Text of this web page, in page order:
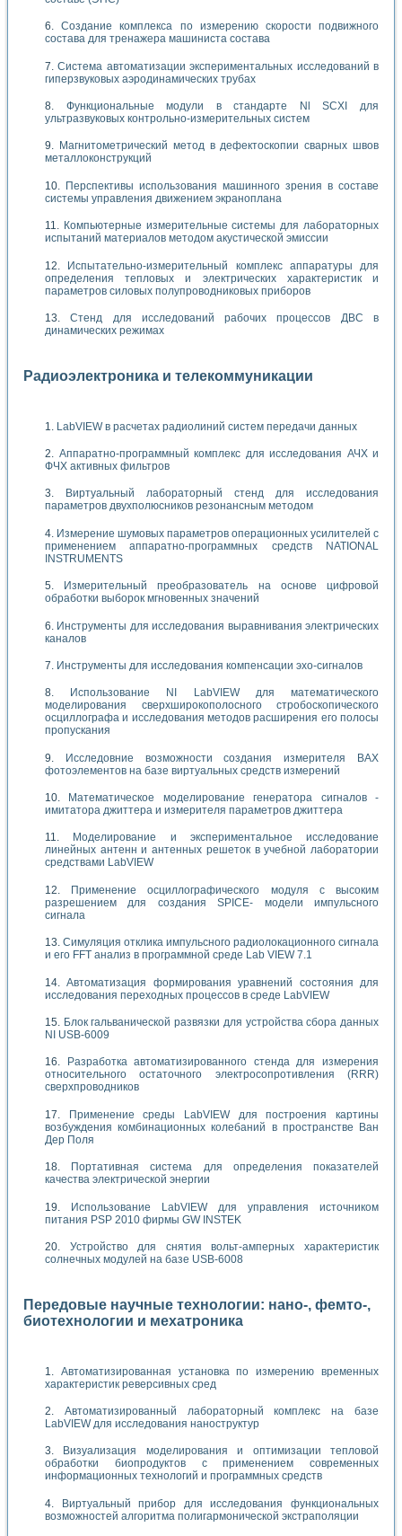
Создание комплекса по измерению скорости подвижного
состава для тренажера машиниста состава
Система автоматизации экспериментальных исследований в
гиперзвуковых аэродинамических трубах
Функциональные модули в стандарте Nl SCXI для
ультразвуковых контрольно-измерительных систем
Магнитометрический метод в дефектоскопии сварных швов
металлоконструкций
Перспективы использования машинного зрения в составе
системы управления движением экраноплана
Компьютерные измерительные системы для лабораторных
испытаний материалов методом акустической эмиссии
Испытательно-измерительный комплекс аппаратуры для
определения тепловых и электрических характеристик и
параметров силовых полупроводниковых приборов
Стенд для исследований рабочих процессов ДВС в
динамических режимах
Радиоэлектроника и телекоммуникации
LabVIEW в расчетах радиолиний систем передачи данных
Аппаратно-программный комплекс для исследования АЧХ и
ФЧХ активных фильтров
Виртуальный лабораторный стенд для исследования
параметров двухполюсников резонансным методом
Измерение шумовых параметров операционных усилителей с
применением аппаратно-программных средств NATIONAL
INSTRUMENTS
Измерительный преобразователь на основе цифровой
обработки выборок мгновенных значений
Инструменты для исследования выравнивания электрических
каналов
Инструменты для исследования компенсации эхо-сигналов
Использование NI LabVIEW для математического
моделирования сверхширокополосного стробоскопического
осциллографа и исследования методов расширения его полосы
пропускания
Исследовние возможности создания измерителя ВАХ
фотоэлементов на базе виртуальных средств измерений
Математическое моделирование генератора сигналов -
имитатора джиттера и измерителя параметров джиттера
Моделирование и экспериментальное исследование
линейных антенн и антенных решеток в учебной лаборатории
средствами LabVIEW
Применение осциллографического модуля с высоким
разрешением для создания SPICE- модели импульсного
сигнала
Симуляция отклика импульсного радиолокационного сигнала
и его FFT анализ в программной среде Lab VIEW 7.1
Автоматизация формирования уравнений состояния для
исследования переходных процессов в среде LabVIEW
Блок гальванической развязки для устройства сбора данных
NI USB-6009
Разработка автоматизированного стенда для измерения
относительного остаточного электросопротивления (RRR)
сверхпроводников
Применение среды LabVIEW для построения картины
возбуждения комбинационных колебаний в пространстве Ван
Дер Поля
Портативная система для определения показателей
качества электрической энергии
Использование LabVIEW для управления источником
питания PSP 2010 фирмы GW INSTEK
Устройство для снятия вольт-амперных характеристик
солнечных модулей на базе USB-6008
Передовые научные технологии: нано-, фемто-,
биотехнологии и мехатроника
Автоматизированная установка по измерению временных
характеристик реверсивных сред
Автоматизированный лабораторный комплекс на базе
LabVIEW для исследования наноструктур
Визуализация моделирования и оптимизации тепловой
обработки биопродуктов с применением современных
информационных технологий и программных средств
Виртуальный прибор для исследования функциональных
возможностей алгоритма полигармонической экстраполяции